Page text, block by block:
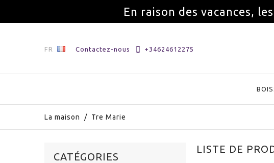
En raison des vacances,
FR Contactez-nous +34624612275
La maison / Tre Marie
CATÉGORIES
LISTE DE